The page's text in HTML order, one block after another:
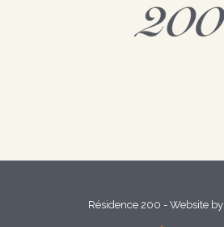
Résidence 200 - Website by